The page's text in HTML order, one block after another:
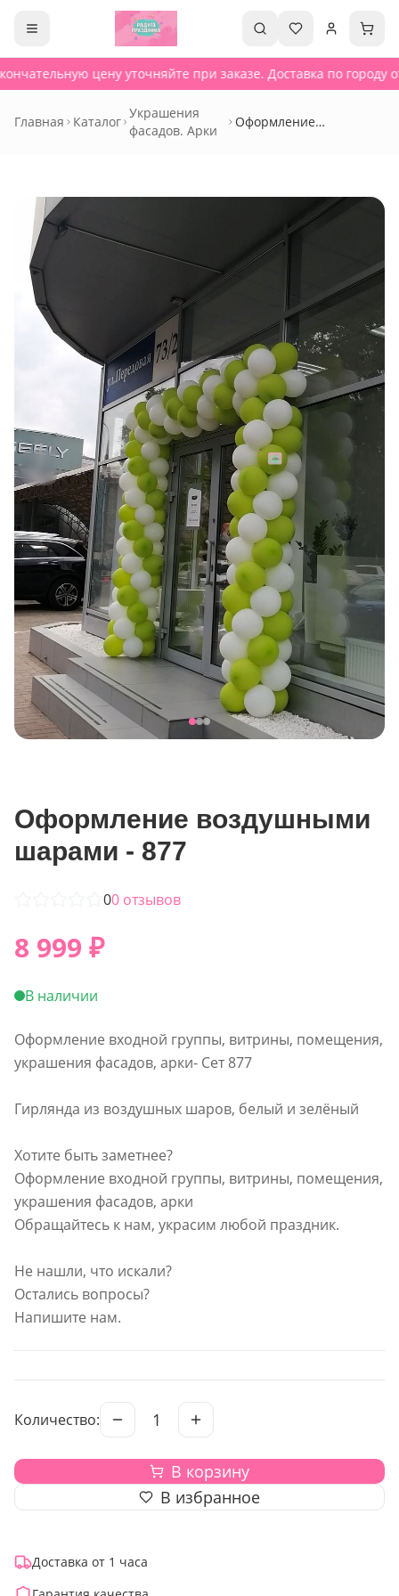
цену уточняйте при заказе. Доставка по городу
Главная Каталог
Украшения
фасадов. Арки
Оформление
Оформление воздушными
шарами - 877
00 отзывов
8 999 ₽
В наличии
Оформление входной группы, витрины, помещения,
украшения фасадов, арки- Сет 877
Гирлянда из воздушных шаров, белый и зелёный
Хотите быть заметнее?
Оформление входной группы, витрины, помещения,
украшения фасадов, арки
Обращайтесь к нам, украсим любой праздник.
Не нашли, что искали?
Остались вопросы?
Напишите нам.
Количество: 1
В корзину
В избранное
Доставка от 1 часа